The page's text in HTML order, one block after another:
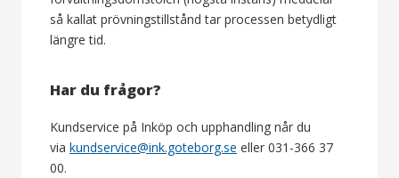
så kallat prövningstillstånd tar processen betydligt
längre tid.
Har du frågor?
Kundservice på Inköp och upphandling når du
via kundservice@ink.goteborg.se eller 031-366 37
00.